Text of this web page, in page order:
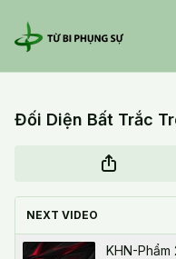
Đối Diện Bất Trắc
NEXT VIDEO
KHN-